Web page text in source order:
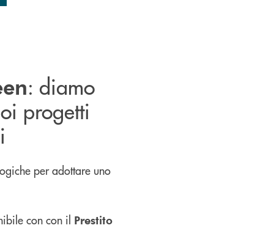
: diamo
progetti
per adottare uno
con con il Prestito